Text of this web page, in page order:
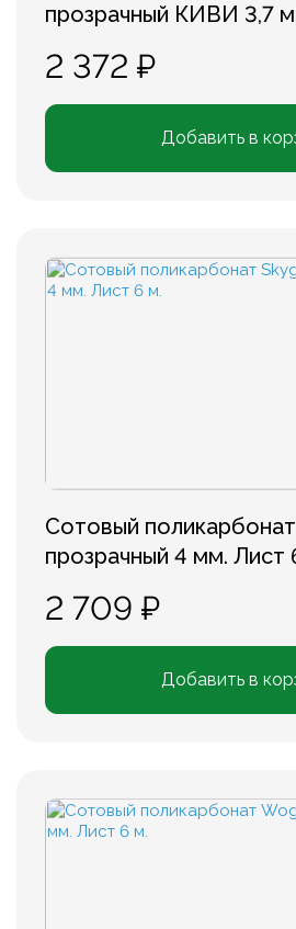
прозрачный КИВИ 3,7
2 372 ₽
Добавить в
Сотовый
прозрачный 4 мм. Лист
2 709 ₽
Добавить в